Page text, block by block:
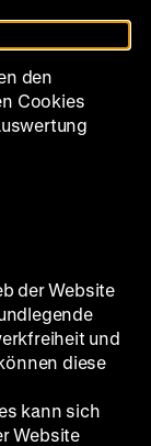
Uhr
Game
den
Cookies
der Website
und
diese
kann sich
Website